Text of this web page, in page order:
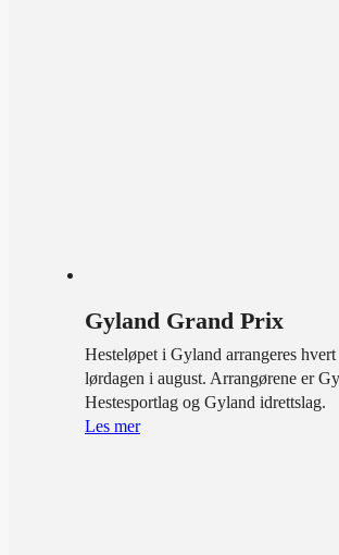
Gyland Grand Prix
Hesteløpet i Gyland arrangeres hvert
lørdagen i august. Arrangørene er
Hestesportlag og Gyland idrettslag.
Les mer